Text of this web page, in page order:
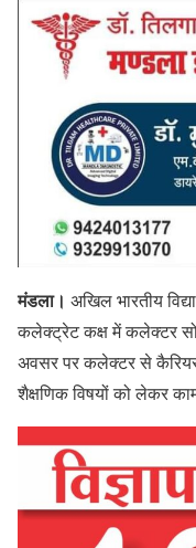
मंडला। अखिल भारतीय
कलेक्ट्रेट कक्ष में कलेक्टर
अवसर पर कलेक्टर से कैरियर
शैक्षणिक विषयों को लेकर